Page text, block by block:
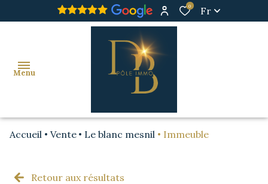
0 Fr
Menu
VENDU
Accueil Vente Le blanc mesnil Immeuble
Retour aux résultats